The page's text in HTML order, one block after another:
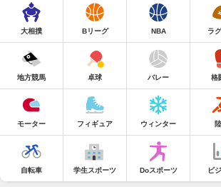
大相撲 Bリーグ NBA ラ
地方競馬 卓球 バレー 格
モーター フィギュア ウィンター
自転車 学生スポーツ Doスポーツ ビ